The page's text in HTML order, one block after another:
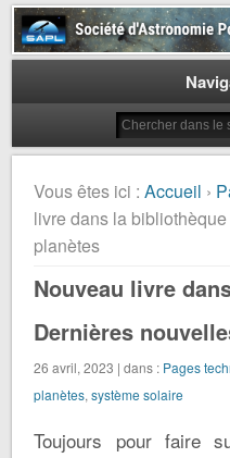
Société
de
Vous êtes ici : Accueil ›
livre dans la
planètes
Nouveau livre
Dernières
26 avril, 2023 | dans : Pages
planètes,système solaire
Toujours pour faire